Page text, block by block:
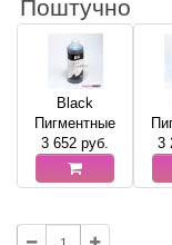
Поштучно
Black
Пигментные
3 652 руб.
3